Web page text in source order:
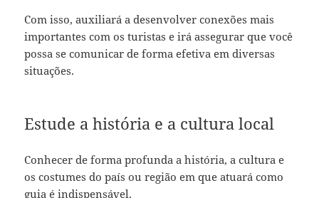
Com isso, auxiliará a desenvolver conexões mais
importantes com os turistas e irá assegurar que você
possa se comunicar de forma efetiva em diversas
situações.
Estude a história e a cultura local
Conhecer de forma profunda a história, a cultura e
os costumes do país ou região em que atuará como
guia é indispensável.